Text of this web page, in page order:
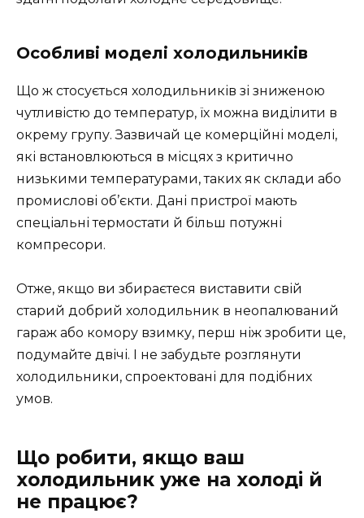
Особливі моделі холодильників
Що ж стосується холодильників зі зниженою
чутливістю до температур, їх можна виділити в
окрему групу. Зазвичай це комерційні моделі,
які встановлюються в місцях з критично
низькими температурами, таких як склади або
промислові об’єкти. Дані пристрої мають
спеціальні термостати й більш потужні
компресори.
Отже, якщо ви збираєтеся виставити свій
старий добрий холодильник в неопалюваний
гараж або комору взимку, перш ніж зробити це,
подумайте двічі. І не забудьте розглянути
холодильники, спроектовані для подібних
умов.
Що робити, якщо ваш
холодильник уже на холоді й
не працює?